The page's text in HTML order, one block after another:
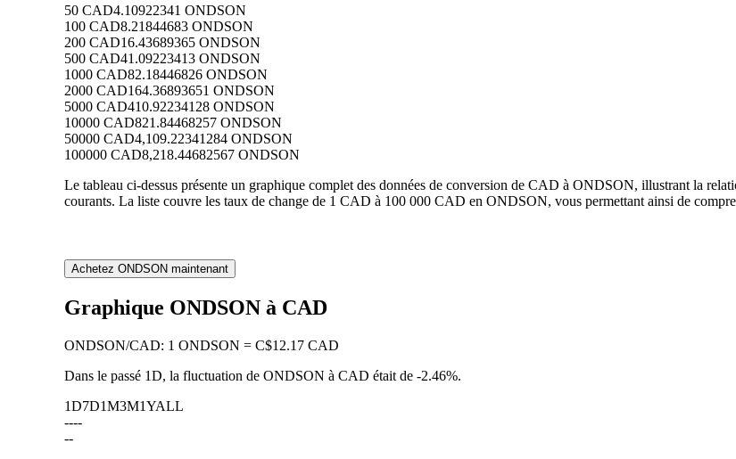
50 CAD4.10922341 ONDSON
100 CAD8.21844683 ONDSON
200 CAD16.43689365 ONDSON
500 CAD41.09223413 ONDSON
1000 CAD82.18446826 ONDSON
2000 CAD164.36893651 ONDSON
5000 CAD410.92234128 ONDSON
10000 CAD821.84468257 ONDSON
50000 CAD4,109.22341284 ONDSON
100000 CAD8,218.44682567 ONDSON
Le tableau ci-dessus présente un graphique complet des données de conversion de CAD à ONDSON, illustrant la
courants. La liste couvre les taux de change de 1 CAD à 100 000 CAD en ONDSON, vous permettant ainsi de
Achetez ONDSON maintenant
Graphique ONDSON à CAD
ONDSON/CAD: 1 ONDSON = C$12.17 CAD
Dans le passé 1D, la fluctuation de ONDSON à CAD était de -2.46%.
1D7D1M3M1YALL
----
--